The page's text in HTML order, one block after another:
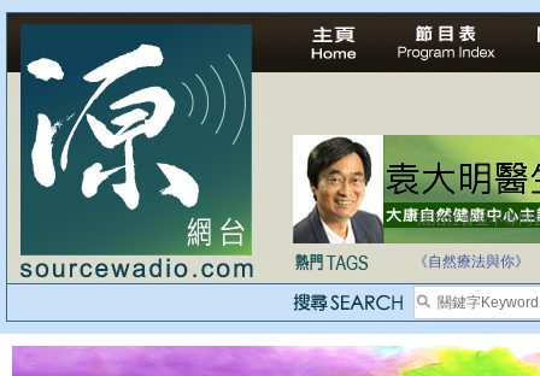
自家教育合法化-
《自然療法與你》